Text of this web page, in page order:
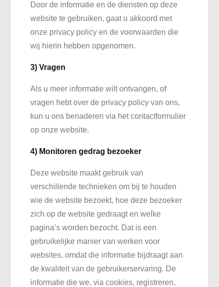
Door de informatie en de diensten op deze
website te gebruiken, gaat u akkoord met
onze privacy policy en de voorwaarden die
wij hierin hebben opgenomen.
3) Vragen
Als u meer informatie wilt ontvangen, of
vragen hebt over de privacy policy van ons,
kun u ons benaderen via het contactformulier
op onze website.
4) Monitoren gedrag bezoeker
Deze website maakt gebruik van
verschillende technieken om bij te houden
wie de website bezoekt, hoe deze bezoeker
zich op de website gedraagt en welke
pagina’s worden bezocht. Dat is een
gebruikelijke manier van werken voor
websites, omdat die informatie bijdraagt aan
de kwaliteit van de gebruikerservaring. De
informatie die we, via cookies, registreren,